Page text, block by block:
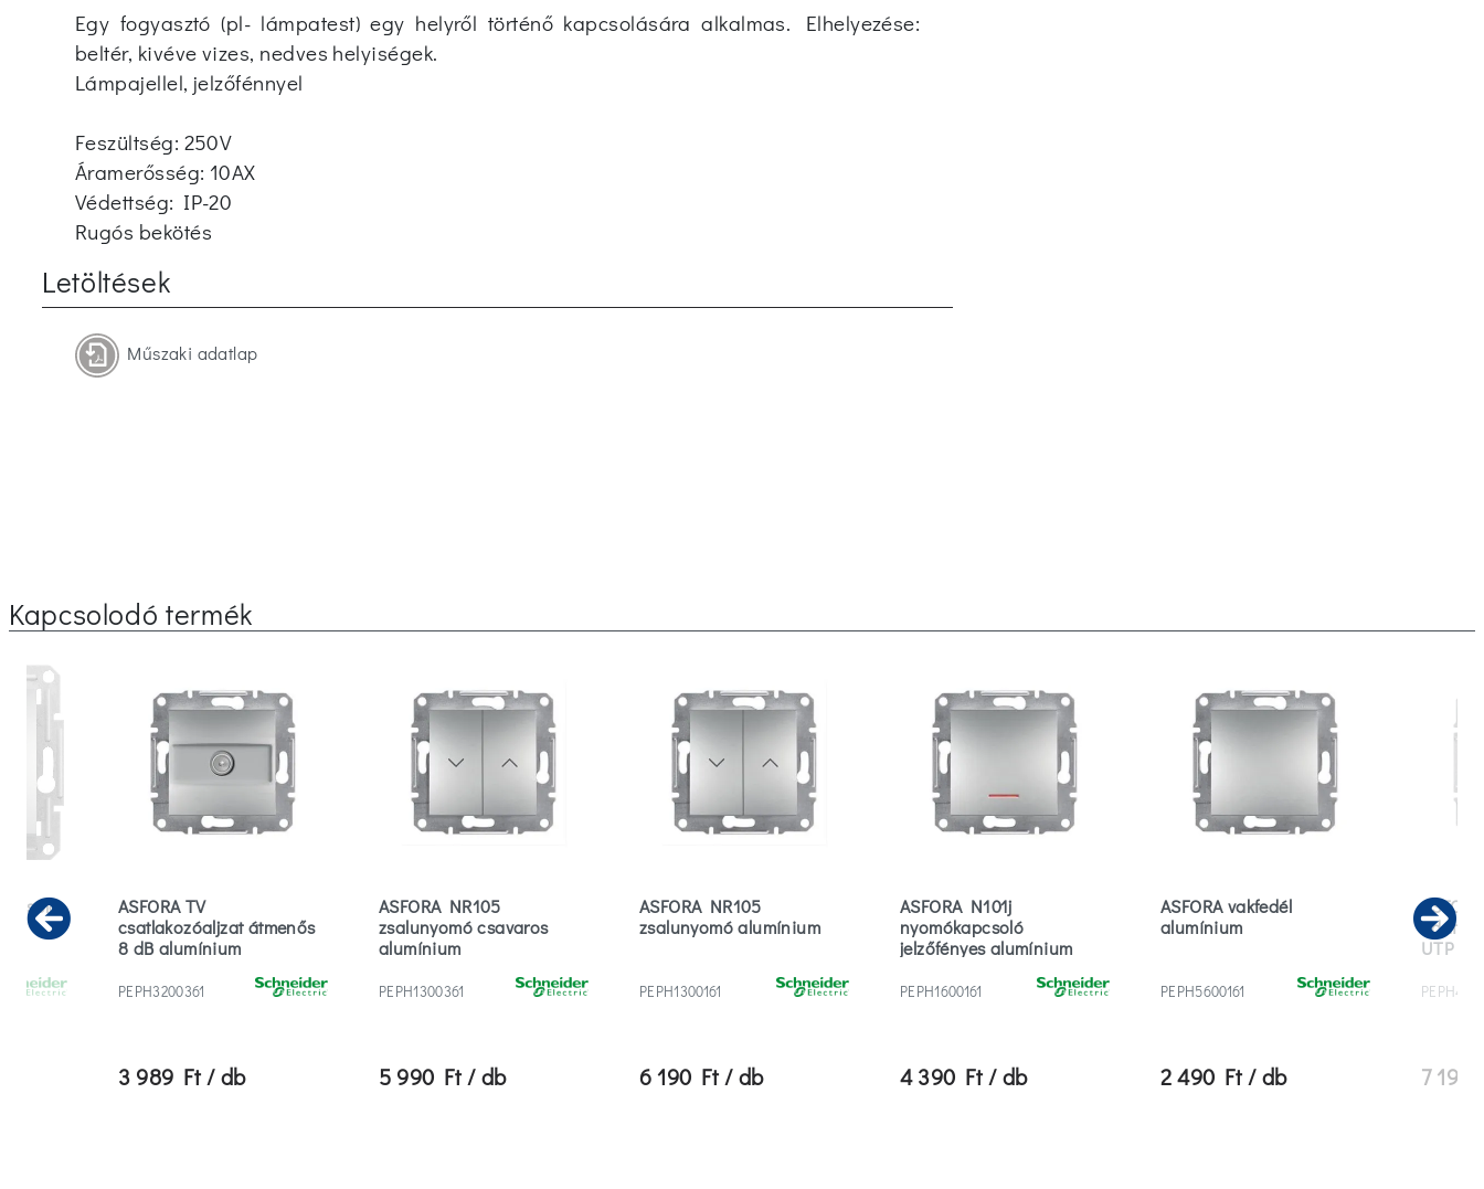
Pólusszám:
Egy fogyasztó (pl- lámpatest) egy helyről történő kapcsolására alkalmas. Elhelyezése:
beltér, kivéve vizes, nedves helyiségek.
Lámpajellel, jelzőfénnyel
Feszültség: 250V
Áramerősség: 10AX
Védettség: IP-20
Rugós bekötés
Letöltések
Műszaki adatlap
Kapcsolodó termék
Previous
ASFORA TV
csatlakozóaljzat átmenős
8 dB alumínium
PEPH3200361
3 989 Ft / db
ASFORA NR105
zsalunyomó csavaros
alumínium
PEPH1300361
5 990 Ft / db
ASFORA NR105
zsalunyomó alumínium
PEPH1300161
6 190 Ft / db
ASFORA N101j
nyomókapcsoló
jelzőfényes alumínium
PEPH1600161
4 390 Ft / db
ASFORA vakfedél
alumínium
PEPH5600161
2 490 Ft / db
UTP
7 190